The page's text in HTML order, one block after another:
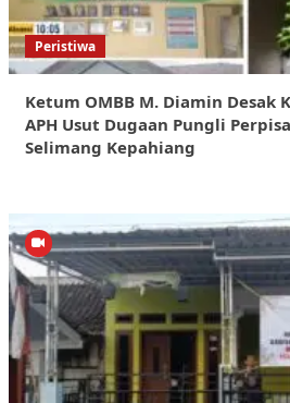
Peristiwa
Ketum OMBB M. Diamin Desak
APH Usut Dugaan Pungli
Selimang Kepahiang